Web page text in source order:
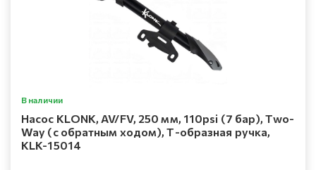
В наличии
Насос KLONK, AV/FV, 250 мм, 110psi (7 бар), Two-
Way (с обратным ходом), Т-образная ручка,
KLK-15014